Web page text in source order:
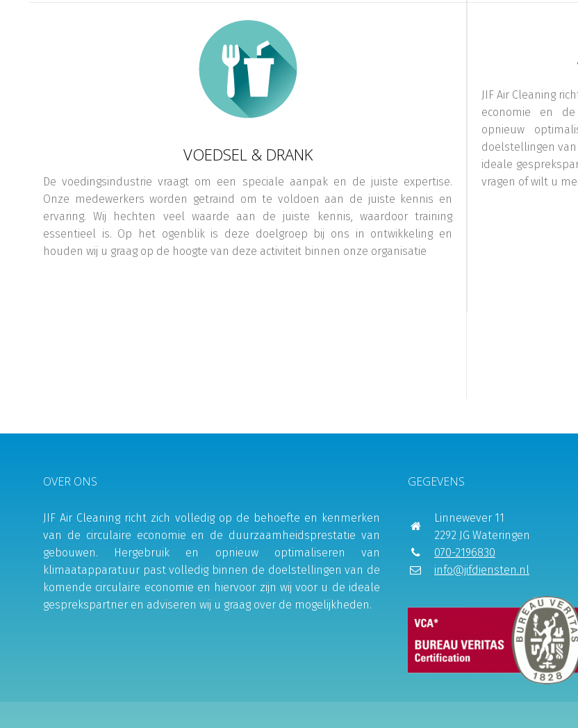
VOEDSEL & DRANK
De voedingsindustrie vraagt om een speciale aanpak en de juiste expertise.
Onze medewerkers worden getraind om te voldoen aan de juiste kennis en
ervaring. Wij hechten veel waarde aan de juiste kennis, waardoor training
essentieel is. Op het ogenblik is deze doelgroep bij ons in ontwikkeling en
houden wij u graag op de hoogte van deze activiteit binnen onze organisatie
JIF Air Cleaning
economie en de
opnieuw
doelstellingen van
ideale
vragen of wilt u
OVER ONS
JIF Air Cleaning richt zich volledig op de behoefte en kenmerken
van de circulaire economie en de duurzaamheidsprestatie van
gebouwen. Hergebruik en opnieuw optimaliseren van
klimaatapparatuur past volledig binnen de doelstellingen van de
komende circulaire economie en hiervoor zijn wij voor u de ideale
gesprekspartner en adviseren wij u graag over de mogelijkheden.
GEGEVENS
Linnewever 11
2292 JG Wateringen
070-2196830
info@jifdiensten.nl